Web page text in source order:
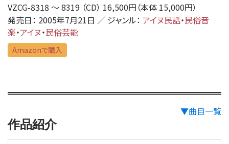
VZCG-8318 〜 8319 （CD） 16,500円（本体 15,000円）
発売日： 2005年7月21日 ／ ジャンル： アイヌ民話・民俗音
楽・アイヌ・民俗芸能
Amazonで購入
▼曲目一覧
作品紹介